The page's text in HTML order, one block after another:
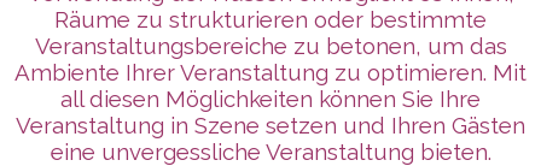
Räume zu strukturieren oder bestimmte
Veranstaltungsbereiche zu betonen, um das
Ambiente Ihrer Veranstaltung zu optimieren. Mit
all diesen Möglichkeiten können Sie Ihre
Veranstaltung in Szene setzen und Ihren Gästen
eine unvergessliche Veranstaltung bieten.